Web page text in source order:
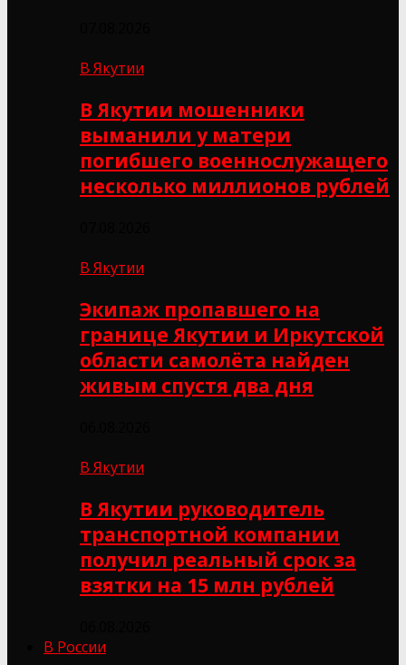
В Якутии
В Якутии мошенники
выманили у матери
погибшего военнослужащего
несколько миллионов рублей
В Якутии
Экипаж пропавшего на
границе Якутии и Иркутской
области самолёта найден
живым спустя два дня
В Якутии
В Якутии руководитель
транспортной компании
получил реальный срок за
взятки на 15 млн рублей
В России